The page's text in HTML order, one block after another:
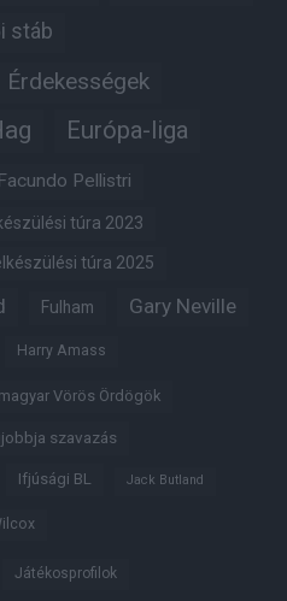
stáb
Érdekességek
Európa-liga
Facundo Pellistri
túra 2023
túra 2025
Fulham Gary Neville
Harry Amass
Vörös Ördögök
szavazás
Ifjúsági BL Jack Butland
Játékosprofilok